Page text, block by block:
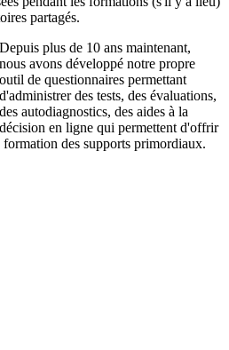
partagés.
Depuis plus de 10 ans maintenant,
nous avons développé notre propre
outil de questionnaires permettant
d'administrer des tests, des évaluations,
des autodiagnostics, des aides à la
décision en ligne qui permettent d'offrir
des supports primordiaux.